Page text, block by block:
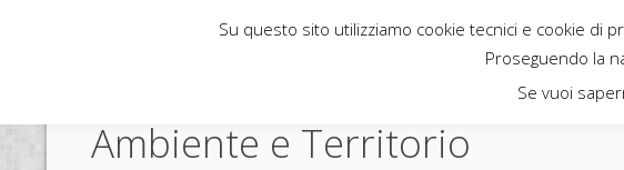
Rubbettino News
Ambiente e Territorio
Su questo sito utilizziamo cookie tecnici e cookie di
Proseguendo la
Se vuoi